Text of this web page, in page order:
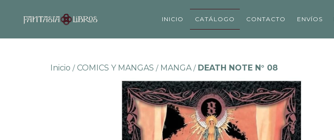
INICIO CATÁLOGO CONTACTO ENVÍOS
Inicio / COMICS Y MANGAS / MANGA / DEATH NOTE N° 08